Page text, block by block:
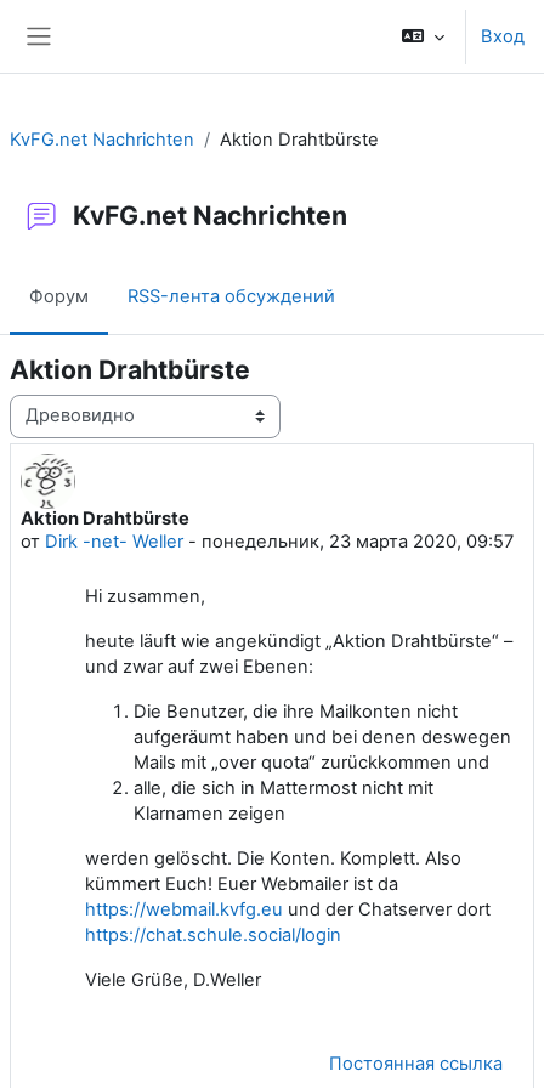
Вход
KvFG.net Nachrichten Aktion Drahtbürste
KvFG.net Nachrichten
Форум RSS-лента обсуждений
Aktion Drahtbürste
Режим отображения
Aktion Drahtbürste
от Dirk -net- Weller- понедельник, 23 марта 2020, 09:57
Количество ответов: 0
Hi zusammen,
heute läuft wie angekündigt „Aktion Drahtbürste“ –
und zwar auf zwei Ebenen:
Die Benutzer, die ihre Mailkonten nicht
aufgeräumt haben und bei denen deswegen
Mails mit „over quota“ zurückkommen und
alle, die sich in Mattermost nicht mit
Klarnamen zeigen
werden gelöscht. Die Konten. Komplett. Also
kümmert Euch! Euer Webmailer ist da
https://webmail.kvfg.eu und der Chatserver dort
https://chat.schule.social/login
Viele Grüße, D.Weller
Постоянная ссылка